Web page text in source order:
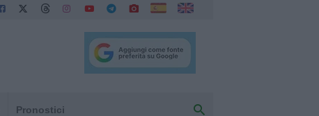
Pronostici